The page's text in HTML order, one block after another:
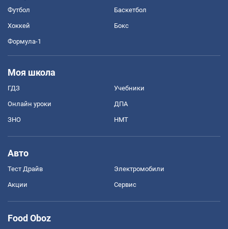
Футбол Баскетбол
Хоккей Бокс
Формула-1
Моя школа
ГДЗ Учебники
Онлайн уроки ДПА
ЗНО НМТ
Авто
Тест Драйв Электромобили
Акции Сервис
Food Oboz